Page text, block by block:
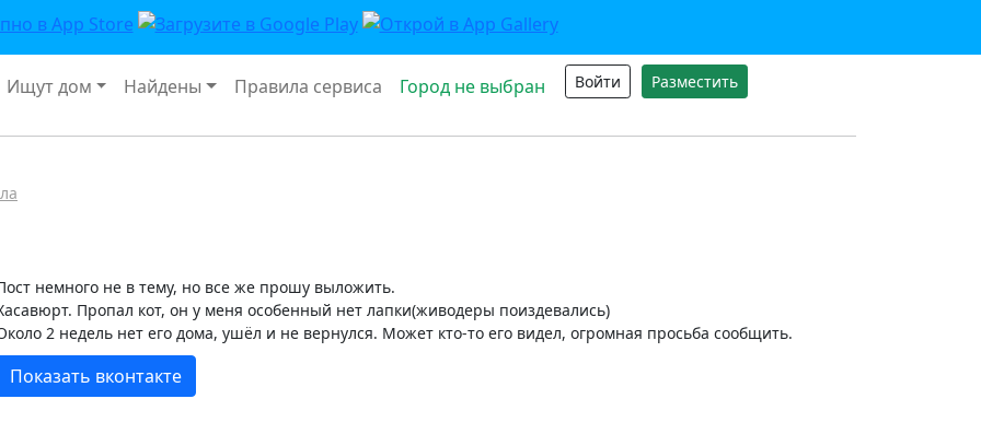
Ищут дом Найдены Правила сервиса Город не выбран Войти Разместить
немного не в тему, но все же прошу выложить.
Пропал кот, он у меня особенный нет лапки(живодеры поиздевались)
2 недель нет его дома, ушёл и не вернулся. Может кто-то его видел, огромная просьба сообщить.
Показать вконтакте